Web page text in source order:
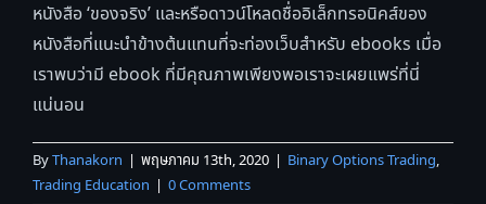
หนังสือ ‘ของจริง’ และหรือดาวน์โหลดชื่ออิเล็กทรอนิคส์ของ
หนังสือที่แนะนำข้างต้นแทนที่จะท่องเว็บสำหรับ ebooks เมื่อ
เราพบว่ามี ebook ที่มีคุณภาพเพียงพอเราจะเผยแพร่ที่นี่
แน่นอน
ByThanakorn | พฤษภาคม 13th, 2020 | Binary Options Trading,
Trading Education | 0 Comments